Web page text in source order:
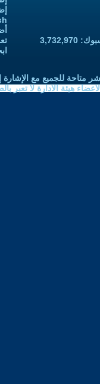
متاحة للجميع مع الإشارة
هيئة الادارة لا تعبر